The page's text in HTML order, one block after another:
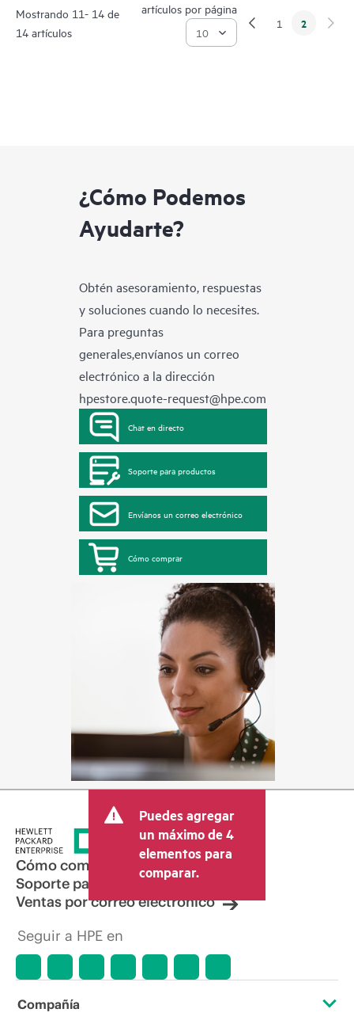
Mostrando 11- 14 de
14 artículos
artículos por página
1 2
¿Cómo Podemos
Ayudarte?
Obtén asesoramiento, respuestas
y soluciones cuando lo necesites.
Para preguntas
generales,envíanos un correo
electrónico a la dirección
hpestore.quote-request@hpe.com
Chat en directo
Soporte para productos
Envíanos un correo electrónico
Cómo comprar
Puedes agregar
un máximo de 4
elementos para
comparar.
Cómo comprar
Soporte para productos
Ventas por correo electrónico
Seguir a HPE en
Compañía